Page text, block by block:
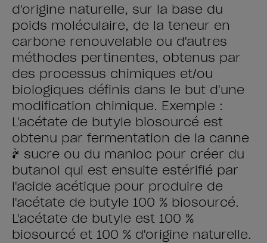
d'origine naturelle, sur la base du
poids moléculaire, de la teneur en
carbone renouvelable ou d'autres
méthodes pertinentes, obtenus par
des processus chimiques et/ou
biologiques définis dans le but d'une
modification chimique. Exemple :
L'acétate de butyle biosourcé est
obtenu par fermentation de la canne
à sucre ou du manioc pour créer du
butanol qui est ensuite estérifié par
l'acide acétique pour produire de
l'acétate de butyle 100 % biosourcé.
L'acétate de butyle est 100 %
biosourcé et 100 % d'origine naturelle.